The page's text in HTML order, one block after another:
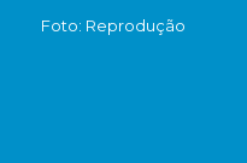
Foto: Reprodução